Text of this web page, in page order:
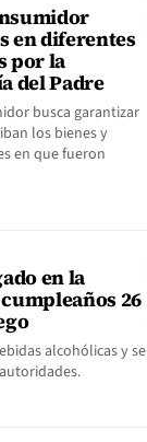
en diferentes
por la
del Padre
busca garantizar
los bienes y
en que fueron
en la
26
alcohólicas y se